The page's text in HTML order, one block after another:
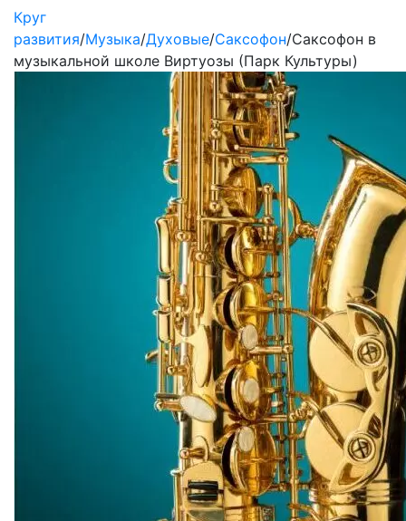
Круг
развития/Музыка/Духовые/Саксофон/Саксофон в
музыкальной школе Виртуозы (Парк Культуры)